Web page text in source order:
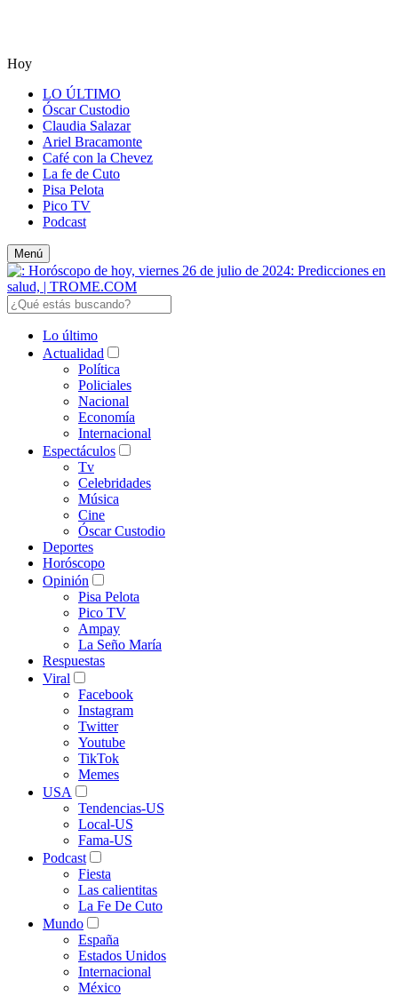
Hoy
LO ÚLTIMO
Óscar Custodio
Claudia Salazar
Ariel Bracamonte
Café con la Chevez
La fe de Cuto
Pisa Pelota
Pico TV
Podcast
Menú
Lo último
Actualidad
Política
Policiales
Nacional
Economía
Internacional
Espectáculos
Tv
Celebridades
Música
Cine
Óscar Custodio
Deportes
Horóscopo
Opinión
Pisa Pelota
Pico TV
Ampay
La Seño María
Respuestas
Viral
Facebook
Instagram
Twitter
Youtube
TikTok
Memes
USA
Tendencias-US
Local-US
Fama-US
Podcast
Fiesta
Las calientitas
La Fe De Cuto
Mundo
España
Estados Unidos
Internacional
México